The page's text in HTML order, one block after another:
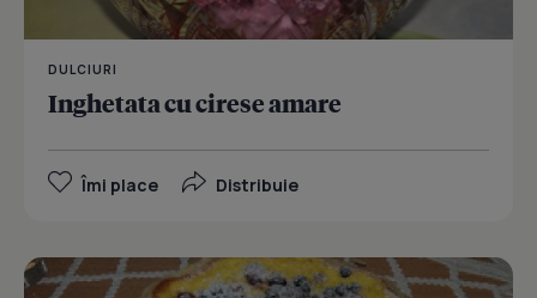
DULCIURI
Inghetata cu cirese amare
Îmi place Distribuie